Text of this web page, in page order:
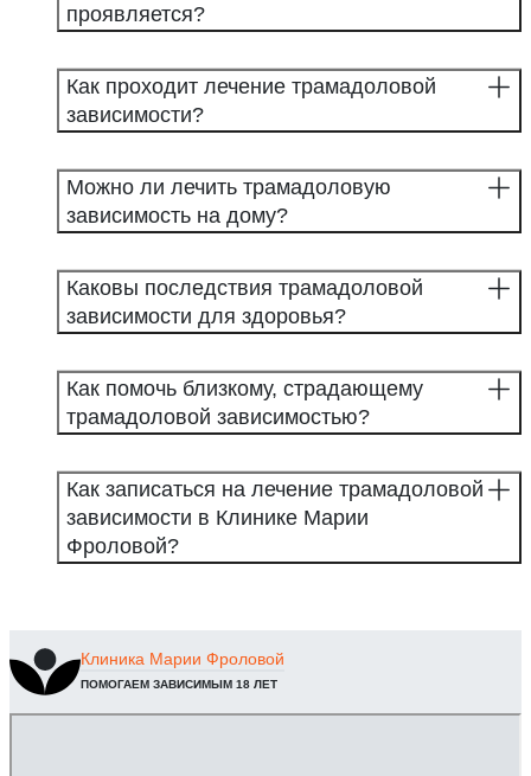
проявляется?
Как проходит лечение трамадоловой
зависимости?
Можно ли лечить трамадоловую
зависимость на дому?
Каковы последствия трамадоловой
зависимости для здоровья?
Как помочь близкому, страдающему
трамадоловой зависимостью?
Как записаться на лечение трамадоловой
зависимости в Клинике Марии
Фроловой?
Клиника Марии Фроловой
ПОМОГАЕМ ЗАВИСИМЫМ 18 ЛЕТ